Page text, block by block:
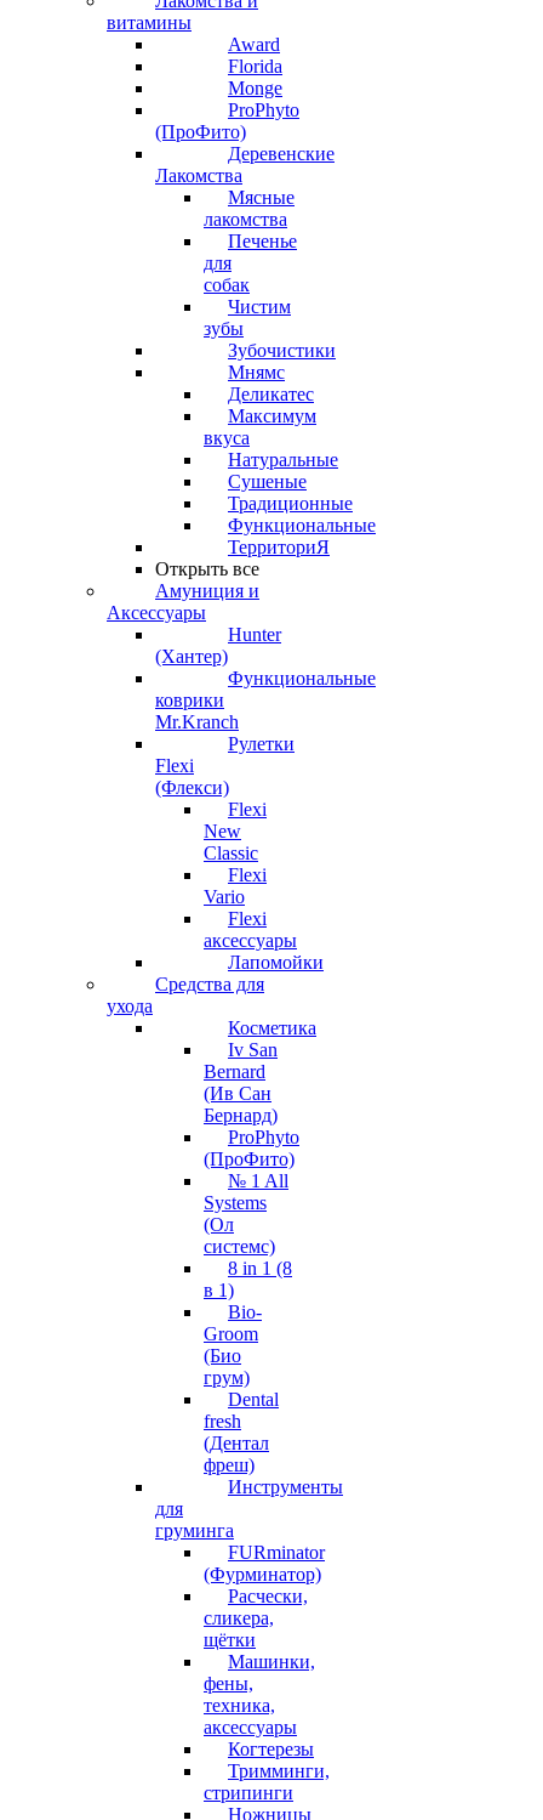
витамины
Award
Florida
Monge
ProPhyto
(ПроФито)
Деревенские
Лакомства
Мясные
лакомства
Печенье
для
собак
Чистим
зубы
Зубочистики
Мнямс
Деликатес
Максимум
вкуса
Натуральные
Сушеные
Традиционные
Функциональные
ТерриториЯ
Открыть все
Амуниция и
Аксессуары
Hunter
(Хантер)
Функциональные
коврики
Mr.Kranch
Рулетки
Flexi
(Флекси)
Flexi
New
Classic
Flexi
Vario
Flexi
аксессуары
Лапомойки
Средства для
ухода
Косметика
Iv San
Bernard
(Ив Сан
Бернард)
ProPhyto
(ПроФито)
№ 1 All
Systems
(Ол
системс)
8 in 1 (8
в 1)
Bio-
Groom
(Био
грум)
Dental
fresh
(Дентал
фреш)
Инструменты
для
груминга
FURminator
(Фурминатор)
Расчески,
сликера,
щётки
Машинки,
фены,
техника,
аксессуары
Когтерезы
Тримминги,
стрипинги
Ножницы